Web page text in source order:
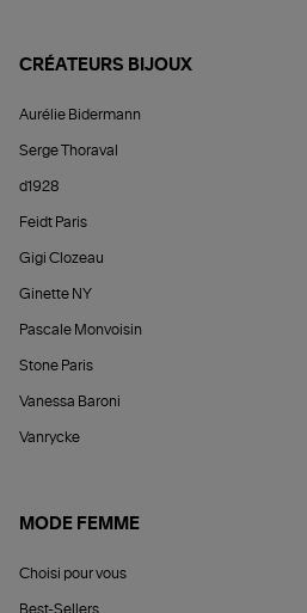
CRÉATEURS BIJOUX
Aurélie Bidermann
Serge Thoraval
d1928
Feidt Paris
Gigi Clozeau
Ginette NY
Pascale Monvoisin
Stone Paris
Vanessa Baroni
Vanrycke
MODE FEMME
Choisi pour vous
Best-Sellers